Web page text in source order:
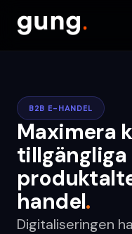
B2B E-HANDEL
Maximera
tillgängliga
handel.
Digitaliseringen